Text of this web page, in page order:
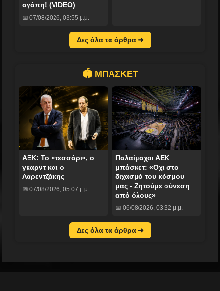
αγάπη! (VIDEO)
📅 07/08/2026, 03:55 μ.μ.
Δες όλα τα άρθρα ➜
🏟️ ΜΠΑΣΚΕΤ
ΑΕΚ: Το «τεσσάρι», ο
γκαρντ και ο
Λαρεντζάκης
📅 07/08/2026, 05:07 μ.μ.
Παλαίμαχοι ΑΕΚ
μπάσκετ: «Οχι στο
διχασμό του κόσμου
μας - Ζητούμε σύνεση
από όλους»
📅 06/08/2026, 03:32 μ.μ.
Δες όλα τα άρθρα ➜